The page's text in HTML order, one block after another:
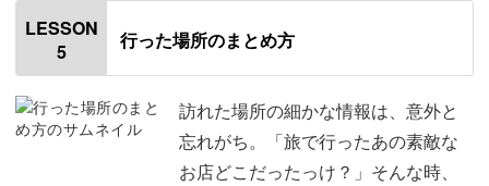
はじめに
使用材料・道具
今回のレッスンのポイント 03:18
⑩おこづかい帳風のまとめ方 04:29
LESSON
5
行った場所のまとめ方
訪れた場所の細かな情報は、意外と
忘れがち。「旅で行ったあの素敵な
お店どこだったっけ？」そんな時、